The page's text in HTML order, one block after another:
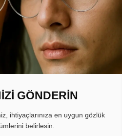
GÖNDERİN
ihtiyaçlarınıza en uygun gözlük
belirlesin.